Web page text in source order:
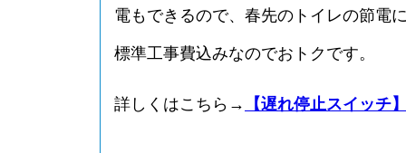
電もできるので、春先のトイレの節電
標準工事費込みなのでおトクです。
詳しくはこちら→ 【遅れ停止スイッチ